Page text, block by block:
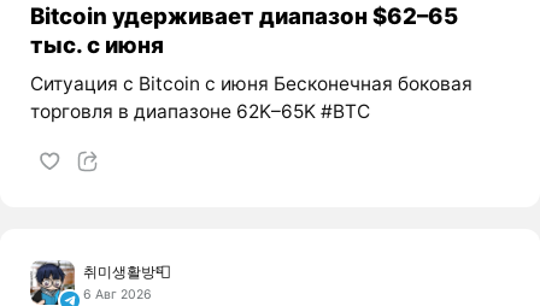
Bitcoin удерживает диапазон $62–65
тыс. с июня
Ситуация с Bitcoin с июня Бесконечная боковая
торговля в диапазоне 62K–65K #BTC
취미생활방📮
6 Авг 2026